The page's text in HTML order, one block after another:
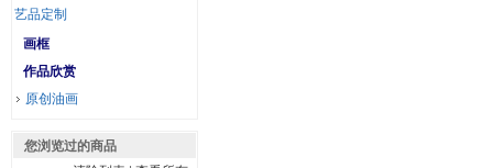
艺品定制
画框
作品欣赏
原创油画
您浏览过的商品